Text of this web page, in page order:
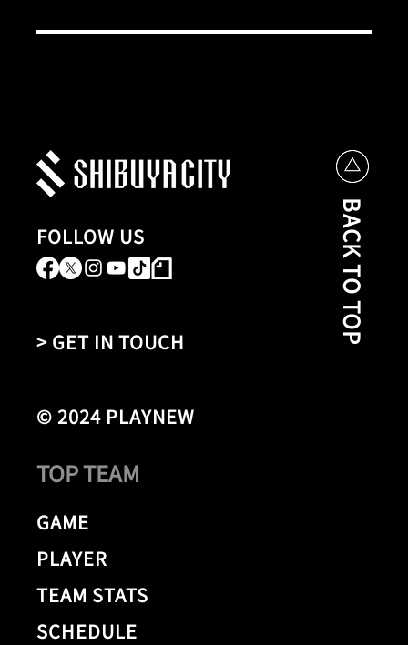
FOLLOW US
> GET IN TOUCH
© 2024 PLAYNEW
TOP TEAM
GAME
PLAYER
TEAM STATS
SCHEDULE
BACK TO TOP